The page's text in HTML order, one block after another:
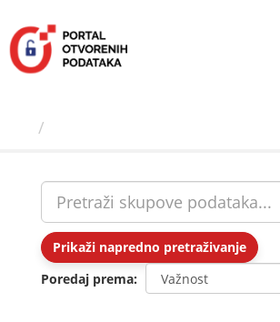
sadržaj
Prikaži napredno pretraživanje
Poredaj prema